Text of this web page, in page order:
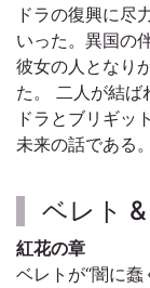
ドラの復興に尽
いった。異国の
彼女の人となり
た。 二人が結ば
ドラとブリギッ
未来の話である。
ベレト
紅花の章
ベレトが“闇に